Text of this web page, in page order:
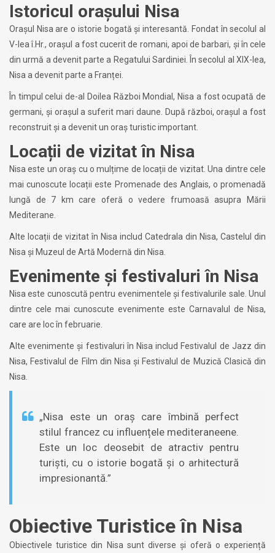
Istoricul orașului Nisa
Orașul Nisa are o istorie bogată și interesantă. Fondat în secolul al
V-lea î.Hr., orașul a fost cucerit de romani, apoi de barbari, și în cele
din urmă a devenit parte a Regatului Sardiniei. În secolul al XIX-lea,
Nisa a devenit parte a Franței.
În timpul celui de-al Doilea Război Mondial, Nisa a fost ocupată de
germani, și orașul a suferit mari daune. După război, orașul a fost
reconstruit și a devenit un oraș turistic important.
Locații de vizitat în Nisa
Nisa este un oraș cu o mulțime de locații de vizitat. Una dintre cele
mai cunoscute locații este Promenade des Anglais, o promenadă
lungă de 7 km care oferă o vedere frumoasă asupra Mării
Mediterane.
Alte locații de vizitat în Nisa includ Catedrala din Nisa, Castelul din
Nisa și Muzeul de Artă Modernă din Nisa.
Evenimente și festivaluri în Nisa
Nisa este cunoscută pentru evenimentele și festivalurile sale. Unul
dintre cele mai cunoscute evenimente este Carnavalul de Nisa,
care are loc în februarie.
Alte evenimente și festivaluri în Nisa includ Festivalul de Jazz din
Nisa, Festivalul de Film din Nisa și Festivalul de Muzică Clasică din
Nisa.
„Nisa este un oraș care îmbină perfect
stilul francez cu influențele mediteraneene.
Este un loc deosebit de atractiv pentru
turiști, cu o istorie bogată și o arhitectură
impresionantă.”
Obiective Turistice în Nisa
Obiectivele turistice din Nisa sunt diverse și oferă o experiență